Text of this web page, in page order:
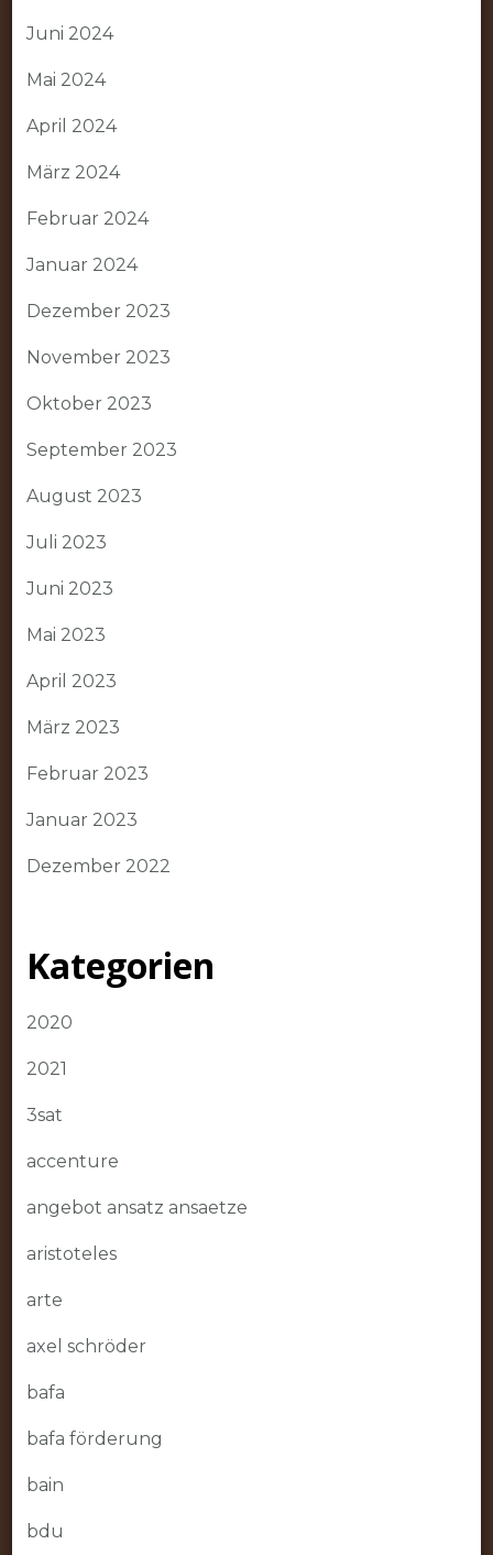
Juni 2024
Mai 2024
April 2024
März 2024
Februar 2024
Januar 2024
Dezember 2023
November 2023
Oktober 2023
September 2023
August 2023
Juli 2023
Juni 2023
Mai 2023
April 2023
März 2023
Februar 2023
Januar 2023
Dezember 2022
Kategorien
2020
2021
3sat
accenture
angebot ansatz ansaetze
aristoteles
arte
axel schröder
bafa
bafa förderung
bain
bdu